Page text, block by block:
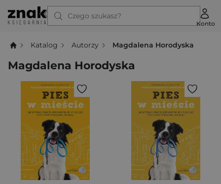
Czego szukasz?
Konto
Katalog Autorzy Magdalena Horodyska
Magdalena Horodyska